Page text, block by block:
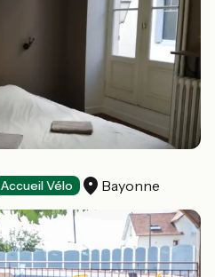
Accueil Vélo Bayonne